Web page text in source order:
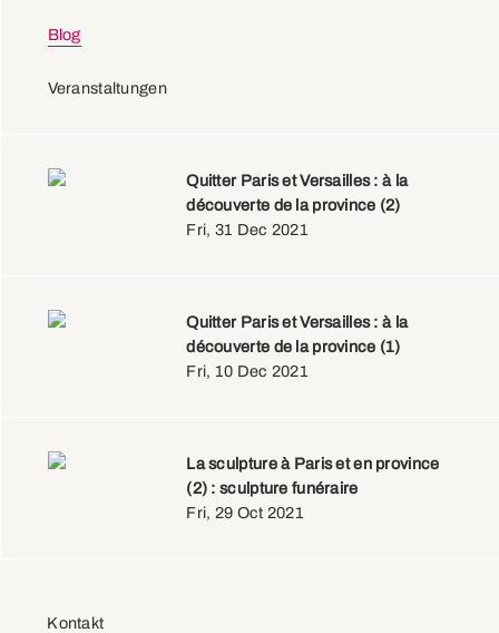
Blog
Veranstaltungen
Quitter Paris et Versailles : à la
découverte de la province (2)
Fri, 31 Dec 2021
Quitter Paris et Versailles : à la
découverte de la province (1)
Fri, 10 Dec 2021
La sculpture à Paris et en province
(2) : sculpture funéraire
Fri, 29 Oct 2021
Kontakt